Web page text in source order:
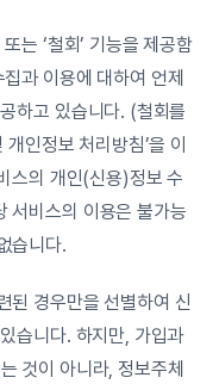
는 ‘철회’ 기능을 제공함
과 이용에 대하여 언제
하고 있습니다. (철회를
인정보 처리방침’을 이
스의 개인(신용)정보 수
서비스의 이용은 불가능
습니다.
된 경우만을 선별하여 신
습니다. 하지만, 가입과
것이 아니라, 정보주체